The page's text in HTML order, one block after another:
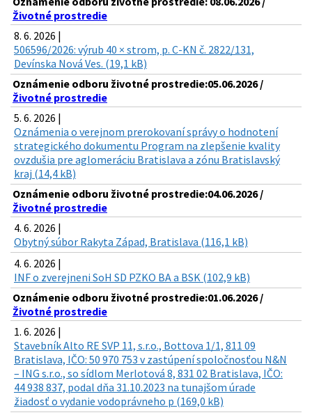
Životné prostredie
8. 6. 2026 |
506596/2026: výrub 40 × strom, p. C-KN č. 2822/131,
Devínska Nová Ves. (19,1 kB)
Oznámenie odboru životné prostredie:05.06.2026 /
Životné prostredie
5. 6. 2026 |
Oznámenia o verejnom prerokovaní správy o hodnotení
strategického dokumentu Program na zlepšenie kvality
ovzdušia pre aglomeráciu Bratislava a zónu Bratislavský
kraj (14,4 kB)
Oznámenie odboru životné prostredie:04.06.2026 /
Životné prostredie
4. 6. 2026 |
Obytný súbor Rakyta Západ, Bratislava (116,1 kB)
4. 6. 2026 |
INF o zverejneni SoH SD PZKO BA a BSK (102,9 kB)
Oznámenie odboru životné prostredie:01.06.2026 /
Životné prostredie
1. 6. 2026 |
Stavebník Alto RE SVP 11, s.r.o., Bottova 1/1, 811 09
Bratislava, IČO: 50 970 753 v zastúpení spoločnosťou N&N
– ING s.r.o., so sídlom Merlotová 8, 831 02 Bratislava, IČO:
44 938 837, podal dňa 31.10.2023 na tunajšom úrade
žiadosť o vydanie vodoprávneho p (169,0 kB)